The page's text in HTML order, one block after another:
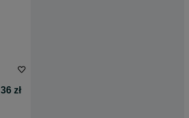
36 zł